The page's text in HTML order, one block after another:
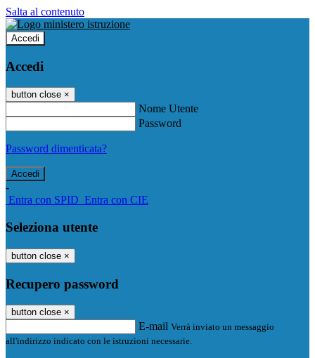
Salta al contenuto
Accedi
Accedi
button close ×
Nome Utente
Password
Password dimenticata?
-
Entra con SPID Entra con CIE
Seleziona utente
button close ×
Recupero password
button close ×
E-mail Verrà inviato un messaggio
all'indirizzo indicato con le istruzioni necessarie.